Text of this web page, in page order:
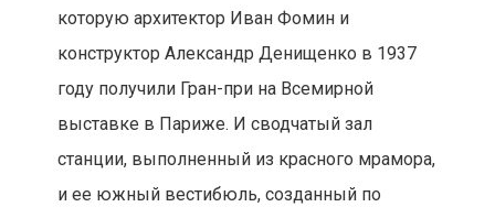
которую архитектор Иван Фомин и
конструктор Александр Денищенко в 1937
году получили Гран-при на Всемирной
выставке в Париже. И сводчатый зал
станции, выполненный из красного мрамора,
и ее южный вестибюль, созданный по